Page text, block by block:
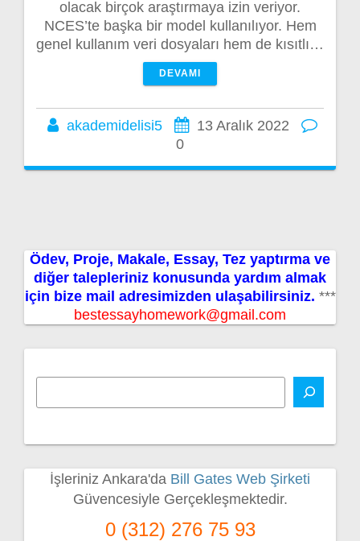
olacak birçok araştırmaya izin veriyor.
NCES’te başka bir model kullanılıyor. Hem
genel kullanım veri dosyaları hem de kısıtlı…
DEVAMI
akademidelisi5
13 Aralık 2022
0
Ödev, Proje, Makale, Essay, Tez yaptırma ve
diğer talepleriniz konusunda yardım almak
için bize mail adresimizden ulaşabilirsiniz. ***
bestessayhomework@gmail.com
İşleriniz Ankara'da Bill Gates Web Şirketi
Güvencesiyle Gerçekleşmektedir.
0 (312) 276 75 93